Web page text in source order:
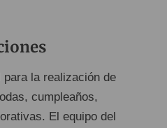
la realización de
cumpleaños,
El equipo del